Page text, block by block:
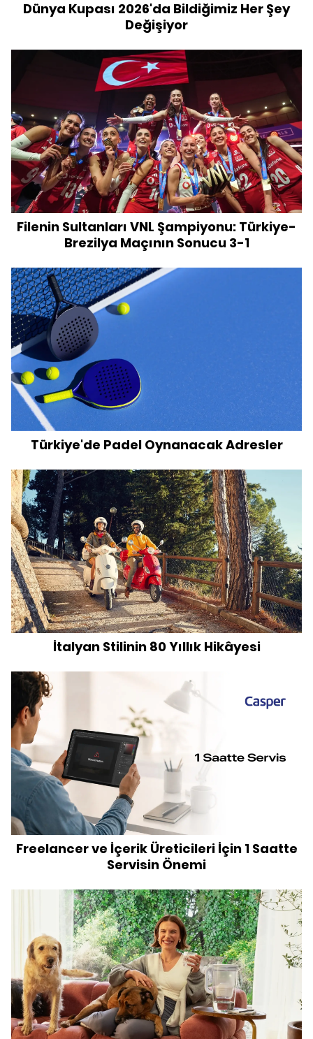
Dünya Kupası 2026'da Bildiğimiz Her Şey
Değişiyor
Filenin Sultanları VNL Şampiyonu: Türkiye-
Brezilya Maçının Sonucu 3-1
Türkiye'de Padel Oynanacak Adresler
İtalyan Stilinin 80 Yıllık Hikâyesi
Freelancer ve İçerik Üreticileri İçin 1 Saatte
Servisin Önemi